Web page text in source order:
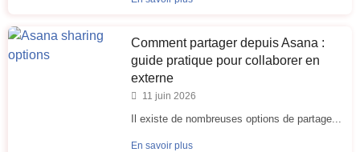
Comment partager depuis Asana :
guide pratique pour collaborer en
externe
11 juin 2026
Il existe de nombreuses options de partage...
En savoir plus